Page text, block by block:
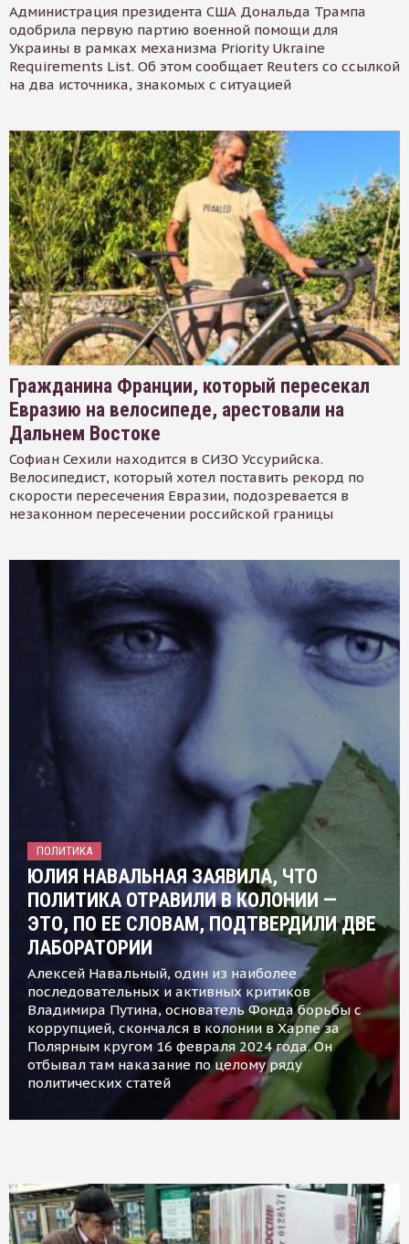
Администрация президента США Дональда Трампа
одобрила первую партию военной помощи для
Украины в рамках механизма Priority Ukraine
Requirements List. Об этом сообщает Reuters со ссылкой
на два источника, знакомых с ситуацией
Гражданина Франции, который пересекал
Евразию на велосипеде, арестовали на
Дальнем Востоке
Софиан Сехили находится в СИЗО Уссурийска.
Велосипедист, который хотел поставить рекорд по
скорости пересечения Евразии, подозревается в
незаконном пересечении российской границы
ПОЛИТИКА
ЮЛИЯ НАВАЛЬНАЯ ЗАЯВИЛА, ЧТО
ПОЛИТИКА ОТРАВИЛИ В КОЛОНИИ —
ЭТО, ПО ЕЕ СЛОВАМ, ПОДТВЕРДИЛИ ДВЕ
ЛАБОРАТОРИИ
Алексей Навальный, один из наиболее
последовательных и активных критиков
Владимира Путина, основатель Фонда борьбы с
коррупцией, скончался в колонии в Харпе за
Полярным кругом 16 февраля 2024 года. Он
отбывал там наказание по целому ряду
политических статей